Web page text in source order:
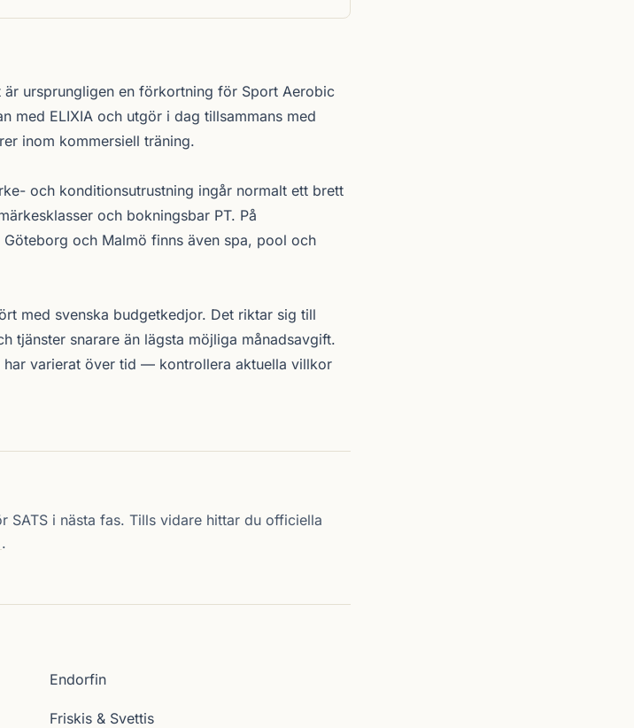
ursprungligen en förkortning för Sport Aerobic
med ELIXIA och utgör i dag tillsammans med
inom kommersiell träning.
och konditionsutrustning ingår normalt ett brett
och bokningsbar PT. På
och Malmö finns även spa, pool och
med svenska budgetkedjor. Det riktar sig till
tjänster snarare än lägsta möjliga månadsavgift.
har varierat över tid — kontrollera aktuella villkor
i nästa fas. Tills vidare hittar du officiella
.
Endorfin
Friskis & Svettis